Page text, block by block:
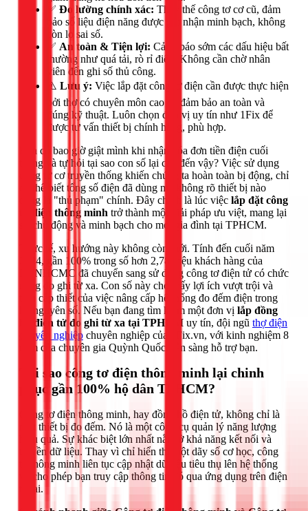
✅ Đo lường chính xác: Thay thế công tơ cơ cũ, đảm
bảo số liệu điện năng được ghi nhận minh bạch, không
còn lo sai số.
✅ An toàn & Tiện lợi: Cảnh báo sớm các dấu hiệu bất
thường như quá tải, rò rỉ điện. Không cần chờ nhân
viên đến ghi số thủ công.
⚠️ Lưu ý: Việc lắp đặt công tơ điện cần được thực hiện
bởi thợ có chuyên môn cao để đảm bảo an toàn và
đúng kỹ thuật. Luôn chọn đơn vị uy tín như 1Fix để
được tư vấn thiết bị chính hãng, phù hợp.
Bạn có bao giờ giật mình khi nhận hóa đơn tiền điện cuối
tháng và tự hỏi tại sao con số lại cao đến vậy? Việc sử dụng
công tơ cơ truyền thống khiến chúng ta hoàn toàn bị động, chỉ
có thể biết tổng số điện đã dùng mà không rõ thiết bị nào
đang là "thủ phạm" chính. Đây chính là lúc việc lắp đặt công
tơ điện thông minh trở thành một giải pháp ưu việt, mang lại
sự chủ động và minh bạch cho mọi gia đình tại TPHCM.
Thực tế, xu hướng này không còn mới. Tính đến cuối năm
2024, gần 100% trong số hơn 2,78 triệu khách hàng của
EVNHCMC đã chuyển sang sử dụng công tơ điện tử có chức
năng đo ghi từ xa. Con số này cho thấy lợi ích vượt trội và
tính cấp thiết của việc nâng cấp hệ thống đo đếm điện trong
kỷ nguyên số. Nếu bạn đang tìm kiếm một đơn vị lắp đồng
hồ điện tử đo ghi từ xa tại TPHCM uy tín, đội ngũ thợ điện
chuyên nghiệp chuyên nghiệp của 1Fix.vn, với kinh nghiệm 8
năm của chuyên gia Quỳnh Quốc, sẵn sàng hỗ trợ bạn.
Tại sao công tơ điện thông minh lại chinh
phục gần 100% hộ dân TPHCM?
Công tơ điện thông minh, hay đồng hồ điện tử, không chỉ là
một thiết bị đo đếm. Nó là một công cụ quản lý năng lượng
hiệu quả. Sự khác biệt lớn nhất nằm ở khả năng kết nối và
truyền dữ liệu. Thay vì chỉ hiển thị một dãy số cơ học, công
tơ thông minh liên tục cập nhật dữ liệu tiêu thụ lên hệ thống
và cho phép bạn truy cập thông tin đó qua ứng dụng trên điện
thoại.